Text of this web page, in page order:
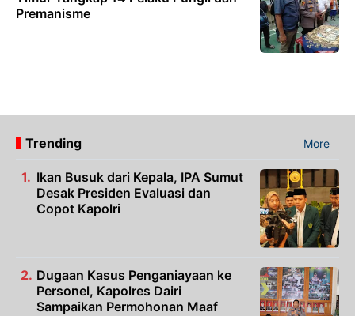
Premanisme
Trending More
Ikan Busuk dari Kepala, IPA Sumut
Desak Presiden Evaluasi dan
Copot Kapolri
Dugaan Kasus Penganiayaan ke
Personel, Kapolres Dairi
Sampaikan Permohonan Maaf